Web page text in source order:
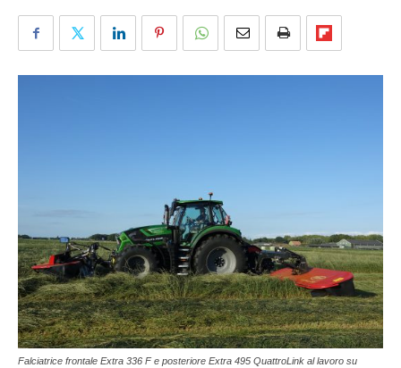
Falciatrice frontale Extra 336 F e posteriore Extra 495 QuattroLink al lavoro su